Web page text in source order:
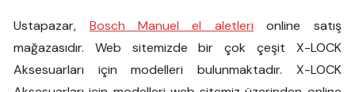
Ustapazar, Bosch Manuel el aletleri online satış
mağazasıdır. Web sitemizde bir çok çeşit X-LOCK
Aksesuarları için modelleri bulunmaktadır. X-LOCK